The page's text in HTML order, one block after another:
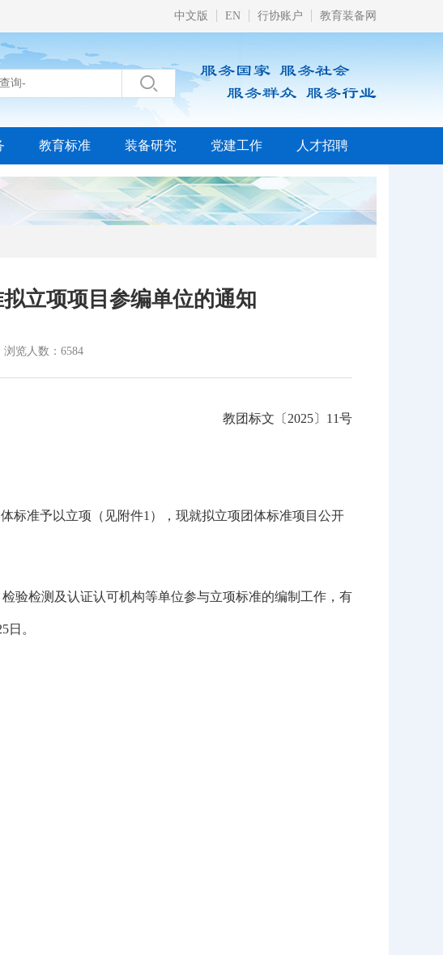
中文版 EN 行协账户 教育装备网

教育标准 装备研究 党建工作 人才招聘
立项项目参编单位的通知
浏览人数：6584
教团标文〔2025〕11号
准予以立项（见附件1），现就拟立项团体标准项目公开
检测及认证认可机构等单位参与立项标准的编制工作，有
日。